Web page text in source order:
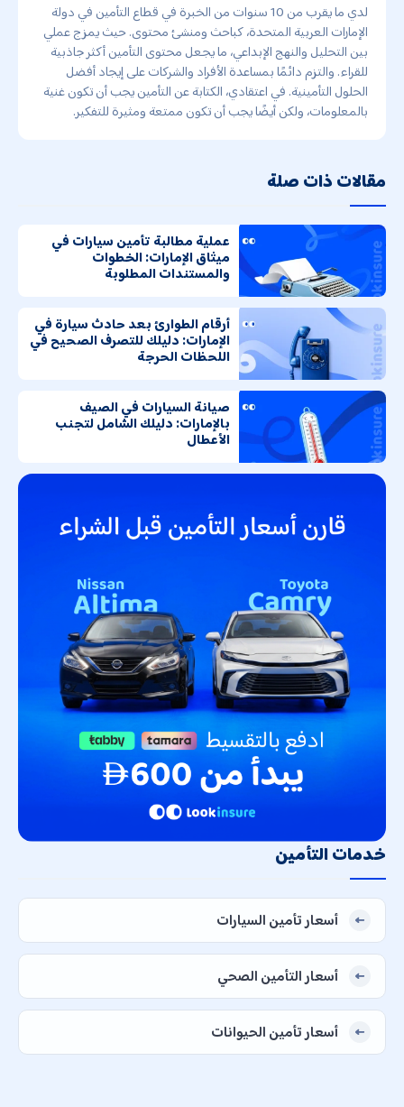
لدي ما يقرب من 10 سنوات من الخبرة في قطاع التأمين في دولة
الإمارات العربية المتحدة، كباحث ومنشئ محتوى. حيث يمزج عملي
بين التحليل والنهج الإبداعي، ما يجعل محتوى التأمين أكثر جاذبية
للقراء. والتزم دائمًا بمساعدة الأفراد والشركات على إيجاد أفضل
الحلول التأمينية. في اعتقادي، الكتابة عن التأمين يجب أن تكون غنية
بالمعلومات، ولكن أيضًا يجب أن تكون ممتعة ومثيرة للتفكير.
مقالات ذات صلة
عملية مطالبة تأمين سيارات في
ميثاق الإمارات: الخطوات
والمستندات المطلوبة
أرقام الطوارئ بعد حادث سيارة في
الإمارات: دليلك للتصرف الصحيح في
اللحظات الحرجة
صيانة السيارات في الصيف
بالإمارات: دليلك الشامل لتجنب
الأعطال
خدمات التأمين
أسعار تأمين السيارات
أسعار التأمين الصحي
أسعار تأمين الحيوانات